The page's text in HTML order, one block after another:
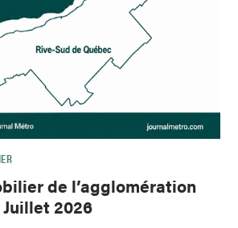
de l’agglomération
2026